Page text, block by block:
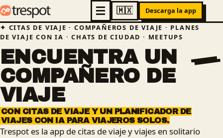
Descarga la app
CITAS DE VIAJE · COMPAÑEROS DE VIAJE · PLANES
DE VIAJE CON IA · CHATS DE CIUDAD · MEETUPS
ENCUENTRA UN
COMPAÑERO DE
VIAJE
CON CITAS DE VIAJE Y UN PLANIFICADOR DE
VIAJES CON IA PARA VIAJEROS SOLOS.
Trespot es la app de citas de viaje y viajes en solitario